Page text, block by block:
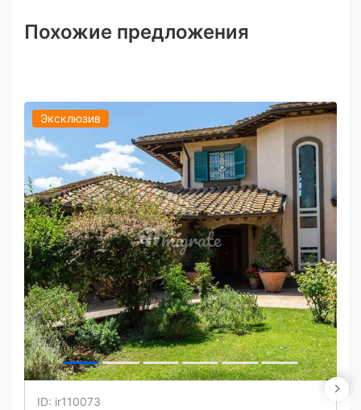
Похожие предложения
Эксклюзив
ID: ir110073